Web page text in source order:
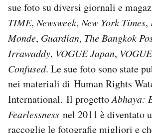
sue foto su diversi giornali e
TIME,Newsweek,New York Times,
Monde, Guardian, The Bangkok
Irrawaddy, VOGUE Japan,
Confused. Le sue foto sono state
nei materiali di Human Rights
International. Il progettoAbhaya:
Fearlessness nel 2011 è diventato
raccoglie le fotografie migliori e